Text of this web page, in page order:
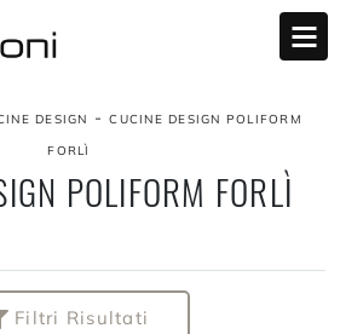
DESIGN -CUCINE DESIGN POLIFORM
FORLÌ
POLIFORM FORLÌ
Filtri Risultati